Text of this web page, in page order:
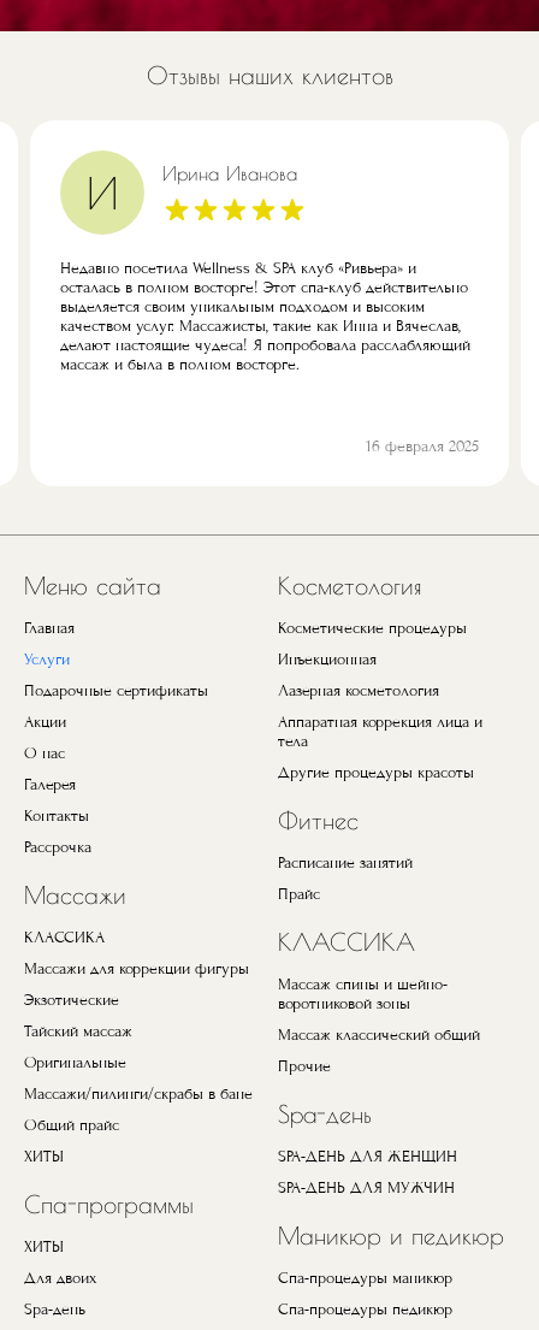
Отзывы наших клиентов
И Ирина Иванова
Недавно посетила Wellness & SPA клуб «Ривьера» и
осталась в полном восторге! Этот спа-клуб действительно
выделяется своим уникальным подходом и высоким
качеством услуг. Массажисты, такие как Инна и Вячеслав,
делают настоящие чудеса! Я попробовала расслабляющий
массаж и была в полном восторге.
16 февраля 2025
Меню сайта
Главная
Услуги
Подарочные сертификаты
Акции
О нас
Галерея
Контакты
Рассрочка
Массажи
КЛАССИКА
Массажи для коррекции фигуры
Экзотические
Тайский массаж
Оригинальные
Массажи/пилинги/скрабы в бане
Общий прайс
ХИТЫ
Спа-программы
ХИТЫ
Для двоих
Spa-день
Косметология
Косметические процедуры
Инъекционная
Лазерная косметология
Аппаратная коррекция лица и
тела
Другие процедуры красоты
Фитнес
Расписание занятий
Прайс
КЛАССИКА
Массаж спины и шейно-
воротниковой зоны
Массаж классический общий
Прочие
Spa-день
SPA-ДЕНЬ ДЛЯ ЖЕНЩИН
SPA-ДЕНЬ ДЛЯ МУЖЧИН
Маникюр и педикюр
Спа-процедуры маникюр
Спа-процедуры педикюр